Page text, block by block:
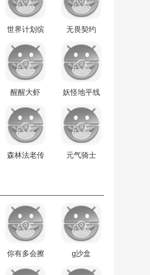
世界计划缤
无畏契约
醒醒大虾 妖怪地平线
森林法老传
元气骑士
你有多会擦 g沙盒